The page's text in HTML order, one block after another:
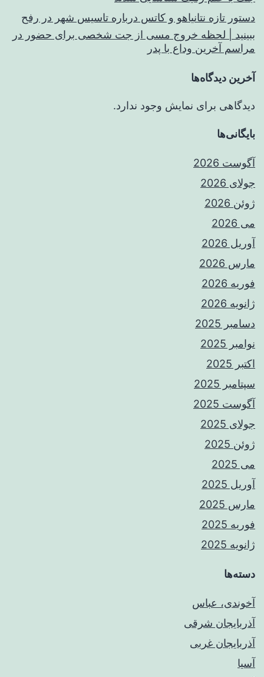
دستور تازه نتانیاهو و کاتس درباره تاسیس شهر در رفح
ببینید | لحظه خروج مسی از جت شخصی برای حضور در
مراسم آخرین وداع با پدر
آخرین دیدگاه‌ها
دیدگاهی برای نمایش وجود ندارد.
بایگانی‌ها
آگوست 2026
جولای 2026
ژوئن 2026
می 2026
آوریل 2026
مارس 2026
فوریه 2026
ژانویه 2026
دسامبر 2025
نوامبر 2025
اکتبر 2025
سپتامبر 2025
آگوست 2025
جولای 2025
ژوئن 2025
می 2025
آوریل 2025
مارس 2025
فوریه 2025
ژانویه 2025
دسته‌ها
آخوندی، عباس
آذربایجان شرقی
آذربایجان غربی
آسیا